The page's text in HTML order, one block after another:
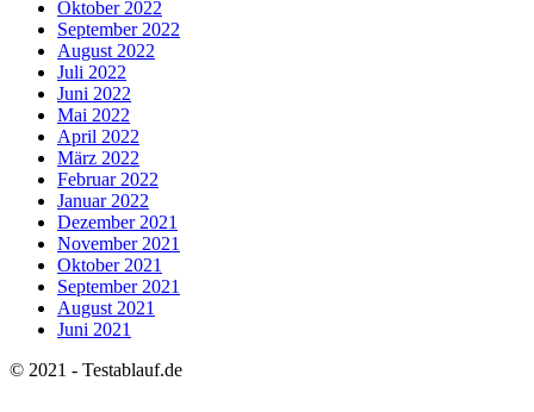
Oktober 2022
September 2022
August 2022
Juli 2022
Juni 2022
Mai 2022
April 2022
März 2022
Februar 2022
Januar 2022
Dezember 2021
November 2021
Oktober 2021
September 2021
August 2021
Juni 2021
© 2021 - Testablauf.de